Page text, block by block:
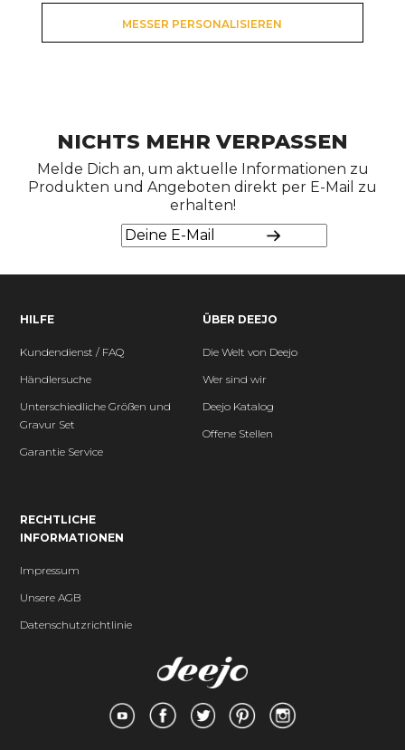
MESSER PERSONALISIEREN
NICHTS MEHR VERPASSEN
Melde Dich an, um aktuelle Informationen zu
Produkten und Angeboten direkt per E-Mail zu
erhalten!
HILFE
Kundendienst / FAQ
Händlersuche
Unterschiedliche Größen und
Gravur Set
Garantie Service
ÜBER DEEJO
Die Welt von Deejo
Wer sind wir
Deejo Katalog
Offene Stellen
RECHTLICHE
INFORMATIONEN
Impressum
Unsere AGB
Datenschutzrichtlinie